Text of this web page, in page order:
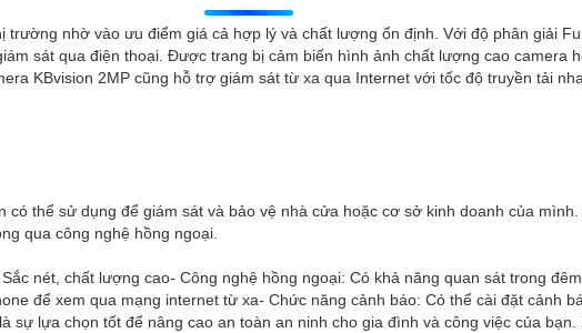
trường nhờ vào ưu điểm giá cả hợp lý và chất lượng ổn định. Với độ phân giải
sát qua điện thoại. Được trang bị cảm biến hình ảnh chất lượng cao camera
KBvision 2MP cũng hỗ trợ giám sát từ xa qua Internet với tốc độ truyền tải
thể sử dụng để giám sát và bảo vệ nhà cửa hoặc cơ sở kinh doanh của
qua công nghệ hồng ngoại.
nét, chất lượng cao- Công nghệ hồng ngoại: Có khả năng quan sát trong
để xem qua mạng internet từ xa- Chức năng cảnh báo: Có thể cài đặt cảnh
sự lựa chọn tốt để nâng cao an toàn an ninh cho gia đình và công việc của